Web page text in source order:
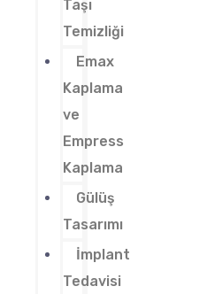
Taşı
Temizliği
Emax
Kaplama
ve
Empress
Kaplama
Gülüş
Tasarımı
İmplant
Tedavisi